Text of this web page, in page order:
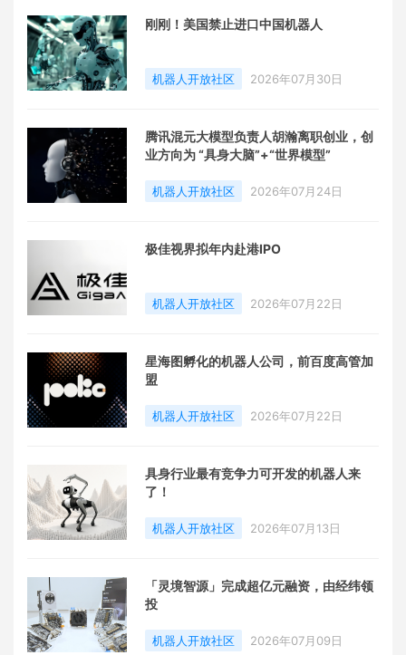
刚刚！美国禁止进口中国机器人
机器人开放社区 2026年07月30日
腾讯混元大模型负责人胡瀚离职创业，创
业方向为 “具身大脑”+“世界模型”
机器人开放社区 2026年07月24日
极佳视界拟年内赴港IPO
机器人开放社区 2026年07月22日
星海图孵化的机器人公司，前百度高管加
盟
机器人开放社区 2026年07月22日
具身行业最有竞争力可开发的机器人来
了！
机器人开放社区 2026年07月13日
「灵境智源」完成超亿元融资，由经纬领
投
机器人开放社区 2026年07月09日